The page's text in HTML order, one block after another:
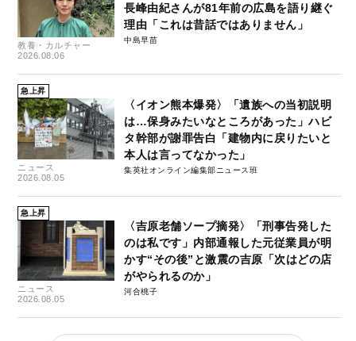
教養・カルチャー
2026.08.06
長峰由紀さんが81年前の広島を語り継ぐ
理由「これは昔話ではありません」
中島早苗
急上昇
ニュース
2026.08.05
〈イオン熊本爆発〉「遺族への当初説明
は…保身みたいなところがあった」ハビ
タ幹部が謝罪告白「建物内に戻りたいと
本人は言ってなかった」
集英社オンライン編集部ニュース班
急上昇
ニュース
2026.08.05
〈吉原老舗ソープ摘発〉「刑事告発した
のは私です」内部通報した元従業員が明
かす“その後”と激震の吉原「次はどの店
がやられるのか」
河合桃子